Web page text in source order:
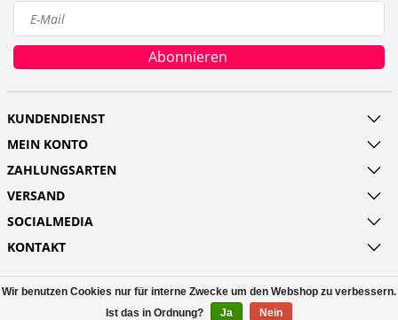
Abonnieren
KUNDENDIENST
MEIN KONTO
ZAHLUNGSARTEN
VERSAND
SOCIALMEDIA
KONTAKT
© Copyright 2026 Railroads and more UG
(haftungsbeschränkt) Powered byLightspeed
Wir benutzen Cookies nur für interne Zwecke um den Webshop zu verbessern.
Ist das in Ordnung?
Ja Nein